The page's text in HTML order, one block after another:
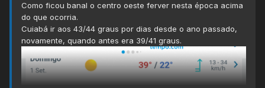
Como ficou banal o centro oeste ferver nesta época acima
do que ocorria.
Cuiabá ir aos 43/44 graus por dias desde o ano passado,
novamente, quando antes era 39/41 graus.